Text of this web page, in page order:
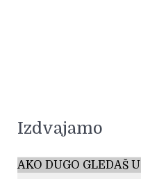
Izdvajamo
AKO DUGO GLEDAŠ